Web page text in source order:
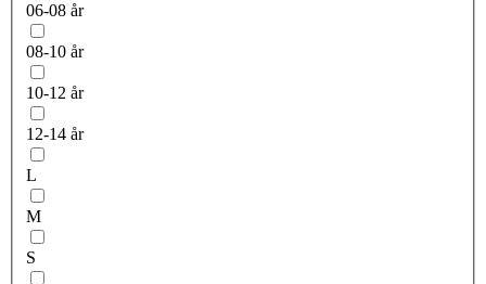
06-08 år
08-10 år
10-12 år
12-14 år
L
M
S